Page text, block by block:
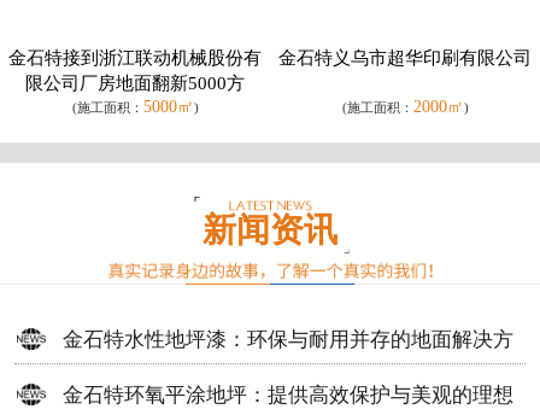
金石特接到浙江联动机械股份有
限公司厂房地面翻新5000方
(施工面积： 5000㎡)
金石特义乌市超华印刷有限公司
(施工面积： 2000㎡)
新闻资讯
金石特水性地坪漆：环保与耐用并存的地面解决方
案
金石特环氧平涂地坪：提供高效保护与美观的理想